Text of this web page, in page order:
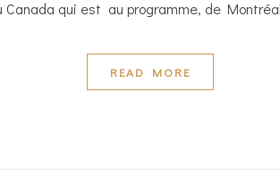
Canada qui est au programme, de
READ MORE